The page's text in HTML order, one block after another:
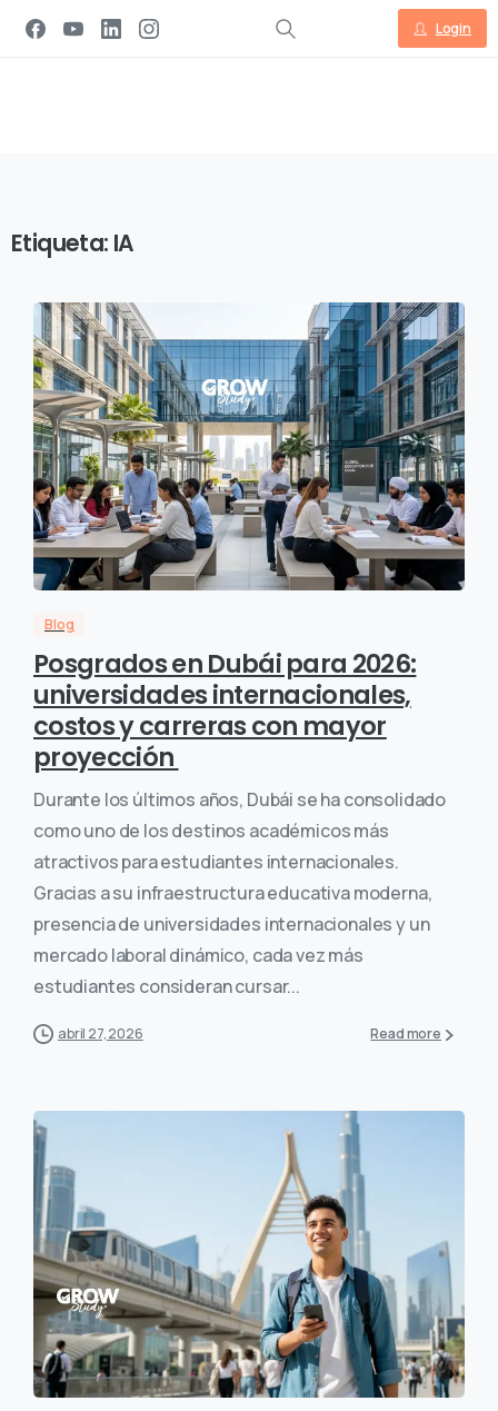
Login
Etiqueta: IA
Blog
Posgrados en Dubái para 2026:
universidades internacionales,
costos y carreras con mayor
proyección
Durante los últimos años, Dubái se ha consolidado
como uno de los destinos académicos más
atractivos para estudiantes internacionales.
Gracias a su infraestructura educativa moderna,
presencia de universidades internacionales y un
mercado laboral dinámico, cada vez más
estudiantes consideran cursar...
abril 27, 2026 Read more